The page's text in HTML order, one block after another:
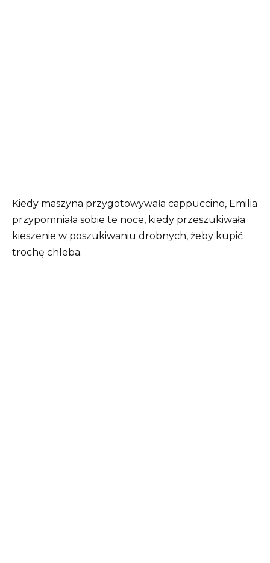
Kiedy maszyna przygotowywała cappuccino, Emilia
przypomniała sobie te noce, kiedy przeszukiwała
kieszenie w poszukiwaniu drobnych, żeby kupić
trochę chleba.